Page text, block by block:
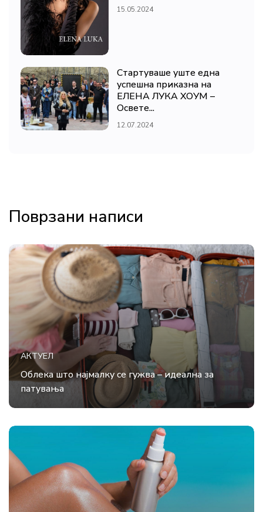
15.05.2024
Стартуваше уште една
успешна приказна на
ЕЛЕНА ЛУКА ХОУМ –
Освете...
12.07.2024
Поврзани написи
АКТУЕЛ
Облека што најмалку се гужва – идеална за
патувања